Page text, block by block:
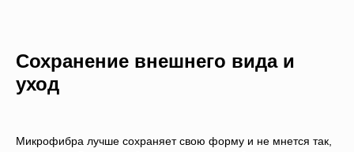
Сохранение внешнего вида и
уход
Микрофибра лучше сохраняет свою форму и не мнется так,